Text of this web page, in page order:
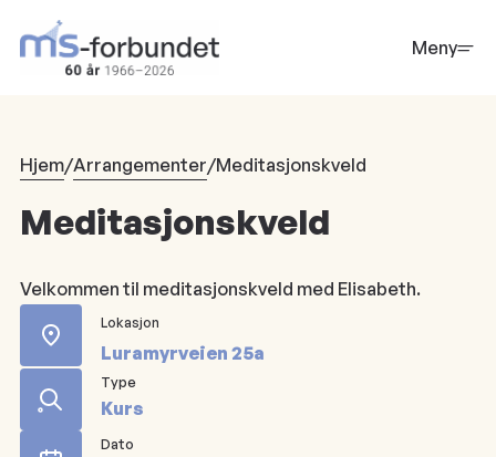
hovedinnhold
Meny
Hjem/Arrangementer/Meditasjonskveld
Meditasjonskveld
Velkommen til meditasjonskveld med Elisabeth.
Lokasjon
Luramyrveien 25a
Type
Kurs
Dato